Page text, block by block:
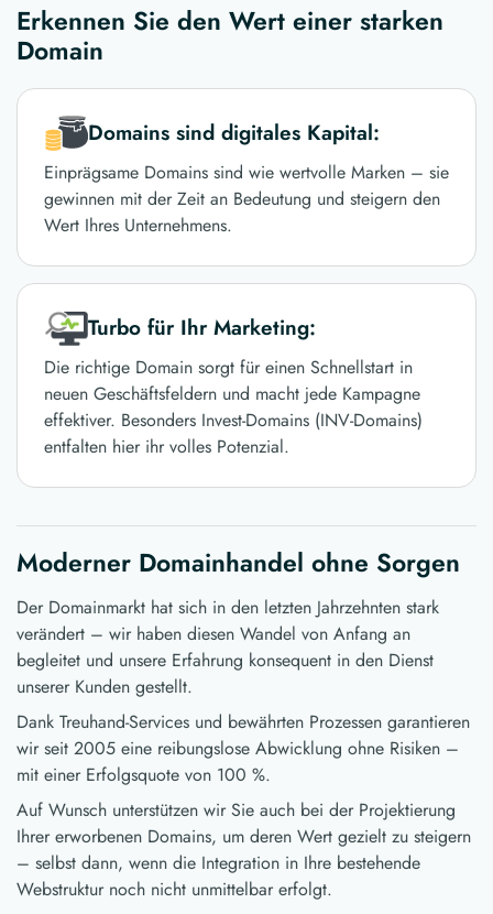
Erkennen Sie den Wert einer starken
Domain
Domains sind digitales Kapital:
Einprägsame Domains sind wie wertvolle Marken – sie
gewinnen mit der Zeit an Bedeutung und steigern den
Wert Ihres Unternehmens.
Turbo für Ihr Marketing:
Die richtige Domain sorgt für einen Schnellstart in
neuen Geschäftsfeldern und macht jede Kampagne
effektiver. Besonders Invest-Domains (INV-Domains)
entfalten hier ihr volles Potenzial.
Moderner Domainhandel ohne Sorgen
Der Domainmarkt hat sich in den letzten Jahrzehnten stark
verändert – wir haben diesen Wandel von Anfang an
begleitet und unsere Erfahrung konsequent in den Dienst
unserer Kunden gestellt.
Dank Treuhand-Services und bewährten Prozessen garantieren
wir seit 2005 eine reibungslose Abwicklung ohne Risiken –
mit einer Erfolgsquote von 100 %.
Auf Wunsch unterstützen wir Sie auch bei der Projektierung
Ihrer erworbenen Domains, um deren Wert gezielt zu steigern
– selbst dann, wenn die Integration in Ihre bestehende
Webstruktur noch nicht unmittelbar erfolgt.